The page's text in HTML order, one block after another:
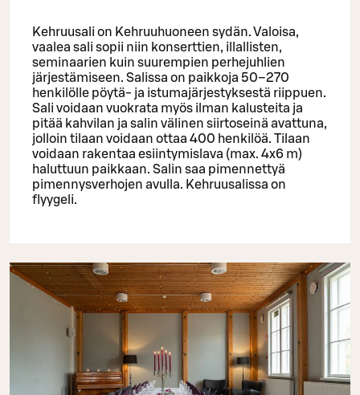
Kehruusali on Kehruuhuoneen sydän. Valoisa,
vaalea sali sopii niin konserttien, illallisten,
seminaarien kuin suurempien perhejuhlien
järjestämiseen. Salissa on paikkoja 50–270
henkilölle pöytä- ja istumajärjestyksestä riippuen.
Sali voidaan vuokrata myös ilman kalusteita ja
pitää kahvilan ja salin välinen siirtoseinä avattuna,
jolloin tilaan voidaan ottaa 400 henkilöä. Tilaan
voidaan rakentaa esiintymislava (max. 4x6 m)
haluttuun paikkaan. Salin saa pimennettyä
pimennysverhojen avulla. Kehruusalissa on
flyygeli.